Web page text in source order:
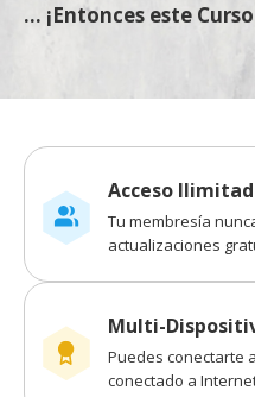
... ¡Entonces este
Acceso
Tu membresía
actualizaciones
Multi-
Puedes conectarte
conectado a